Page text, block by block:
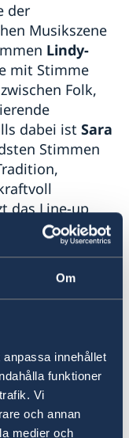
Om
innehållet
funktioner
Vi
och annan
medier och
der
Musikszene
Lindy-
mit Stimme
Folk,
dabei ist Sara
Stimmen
das Line-up
aus
Positionen
der
– offen,
für
und